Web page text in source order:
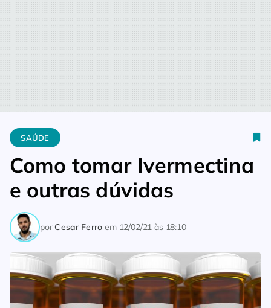
Home Saúde
SAÚDE
Como tomar Ivermectina
e outras dúvidas
porCesar Ferro em 12/02/21 às 18:10